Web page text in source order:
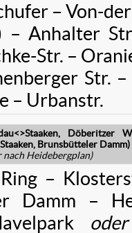
– Von-
– Anhalter
Str. –
Str.
– Urbanstr.
Döberitzer
Brunsbütteler Damm)
Heidebergplan)
–
Damm –
oder